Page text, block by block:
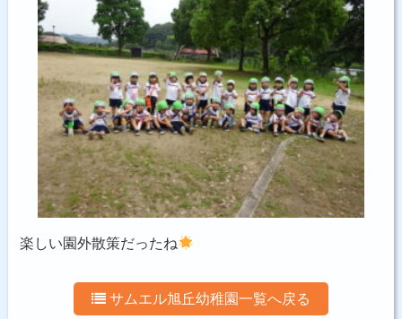
楽しい園外散策だったね
サムエル旭丘幼稚園一覧へ戻る